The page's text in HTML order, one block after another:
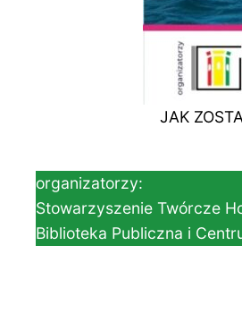
JAK
organizatorzy:
Stowarzyszenie Twórcze
Biblioteka Publiczna i